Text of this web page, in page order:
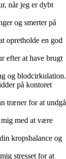
når jeg er dybt
og smerter på
opretholde en god
efter at have brugt
og blodcirkulation.
på kontoret
træner for at undgå
med at være
kropsbalance og
stresset for at